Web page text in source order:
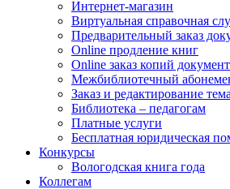
Интернет-магазин
Виртуальная справочная
Предварительный заказ
Online продление книг
Online заказ копий
Межбиблиотечный
Заказ и редактирование
Библиотека – педагогам
Платные услуги
Бесплатная юридическая
Конкурсы
Вологодская книга года
Коллегам